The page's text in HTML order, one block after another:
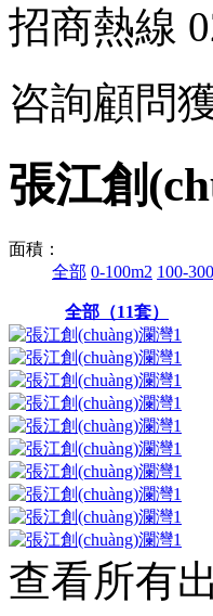
招商熱線
咨詢顧問
張江創
面積：
全部 0-100m2 100-
全部（11套）
查看所有